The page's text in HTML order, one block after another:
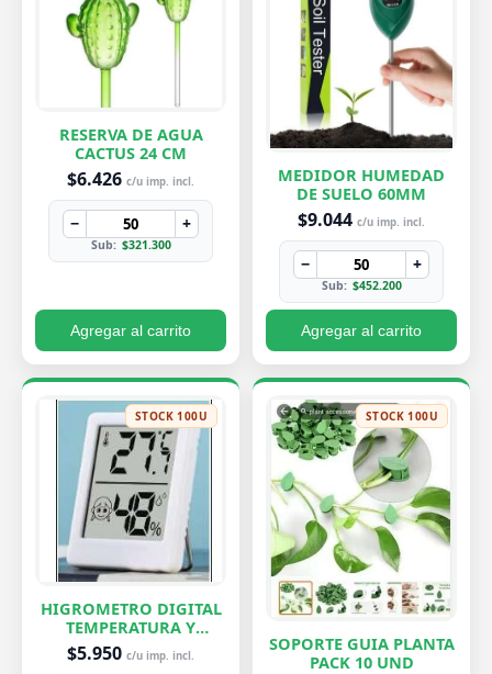
RESERVA DE AGUA
CACTUS 24 CM
$6.426 c/u imp. incl.
− +
Sub: $321.300
Agregar al carrito
MEDIDOR HUMEDAD
DE SUELO 60MM
$9.044 c/u imp. incl.
− +
Sub: $452.200
Agregar al carrito
STOCK 100U
HIGROMETRO DIGITAL
TEMPERATURA Y
HUMEDAD
$5.950 c/u imp. incl.
STOCK 100U
SOPORTE GUIA PLANTA
PACK 10 UND